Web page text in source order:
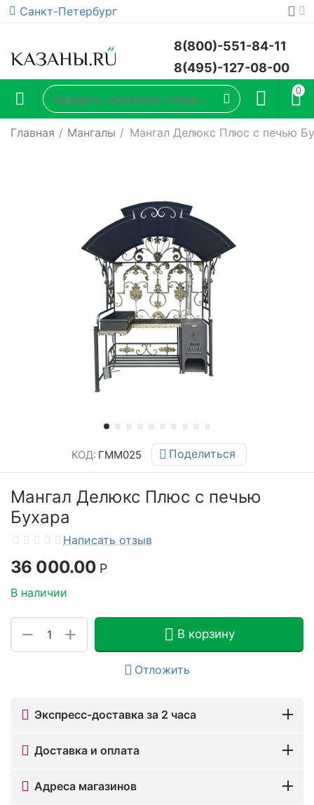
Санкт-Петербург
8(800)-551-84-11
8(495)-127-08-00
0
Главная / Мангалы / Мангал Делюкс Плюс с печью
КОД: ГММ025 Поделиться
Мангал Делюкс Плюс с печью
Бухара
Написать отзыв
36 000.00 Р
В наличии
+
− В корзину
Отложить
Экспресс-доставка за 2 часа
Доставка и оплата
Адреса магазинов